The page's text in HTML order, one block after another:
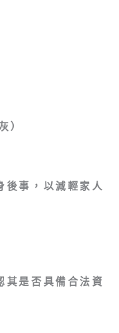
）
後事，以減輕家人
其是否具備合法資